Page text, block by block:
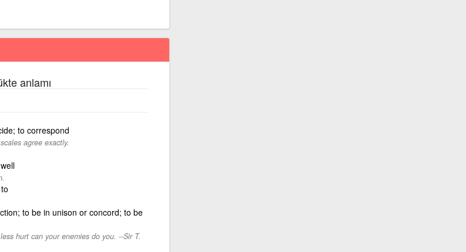
anlamı
to correspond
agree exactly.
to be in unison or concord; to be
hurt can your enemies do you. --Sir T.